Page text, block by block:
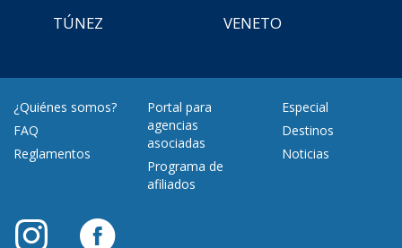
TÚNEZ
VENETO
¿Quiénes somos?
FAQ
Reglamentos
Portal para
agencias
asociadas
Programa de
afiliados
Especial
Destinos
Noticias